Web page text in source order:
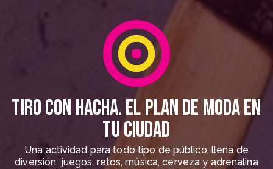
TIRO CON HACHA. EL PLAN DE MODA EN
TU CIUDAD
Una actividad para todo tipo de público, llena de
diversión, juegos, retos, música, cerveza y adrenalina